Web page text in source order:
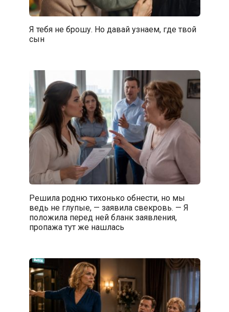
Я тебя не брошу. Но давай узнаем, где твой
сын
Решила родню тихонько обнести, но мы
ведь не глупые, — заявила свекровь. — Я
положила перед ней бланк заявления,
пропажа тут же нашлась